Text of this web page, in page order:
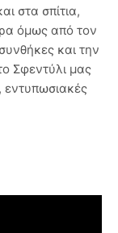
στα σπίτια,
όμως από τον
και την
Σφεντύλι μας
εντυπωσιακές